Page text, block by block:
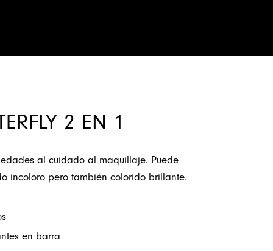
2 EN 1
al cuidado al maquillaje. Puede
incoloro pero también colorido brillante.
en barra